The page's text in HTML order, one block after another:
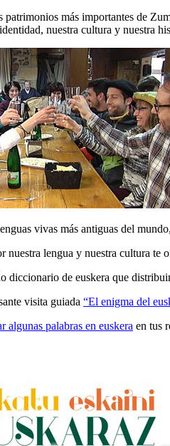
patrimonios más importantes de
nuestra cultura y nuestra
vivas más antiguas del
nuestra lengua y nuestra cultura te
de euskera que
visita guiada “El enigma del
algunas palabras en euskera en tus